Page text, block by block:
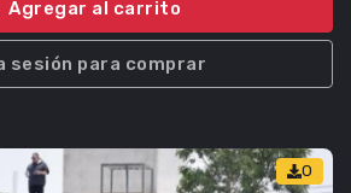
Agregar al carrito
sesión para comprar
0